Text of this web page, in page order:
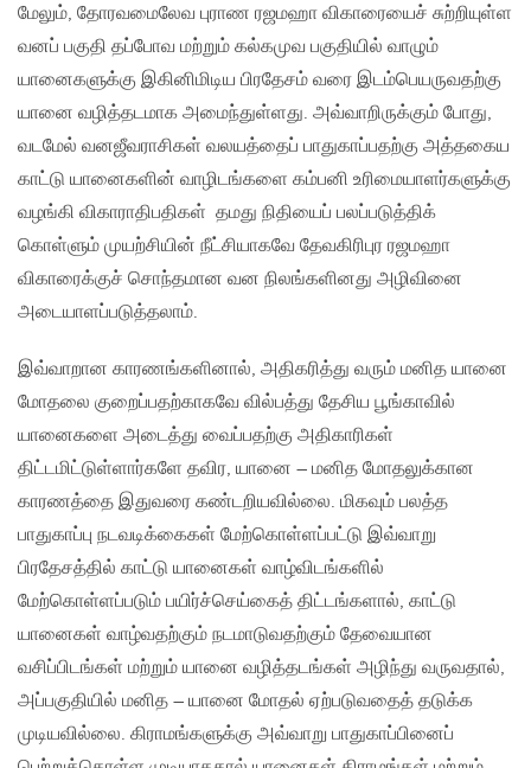
மேலும், தோரவமைலேவ புராண ரஜமஹா விகாரையைச் சுற்றியுள்ள
வனப் பகுதி தப்போவ மற்றும் கல்கமுவ பகுதியில் வாழும்
யானைகளுக்கு இகினிமிடிய பிரதேசம் வரை இடம்பெயருவதற்கு
யானை வழித்தடமாக அமைந்துள்ளது. அவ்வாறிருக்கும் போது,
வடமேல் வனஜீவராசிகள் வலயத்தைப் பாதுகாப்பதற்கு அத்தகைய
காட்டு யானைகளின் வாழிடங்களை கம்பனி உரிமையாளர்களுக்கு
வழங்கி விகாராதிபதிகள் தமது நிதியைப் பலப்படுத்திக்
கொள்ளும் முயற்சியின் நீட்சியாகவே தேவகிரிபுர ரஜமஹா
விகாரைக்குச் சொந்தமான வன நிலங்களினது அழிவினை
அடையாளப்படுத்தலாம்.
இவ்வாறான காரணங்களினால், அதிகரித்து வரும் மனித யானை
மோதலை குறைப்பதற்காகவே வில்பத்து தேசிய பூங்காவில்
யானைகளை அடைத்து வைப்பதற்கு அதிகாரிகள்
திட்டமிட்டுள்ளார்களே தவிர, யானை – மனித மோதலுக்கான
காரணத்தை இதுவரை கண்டறியவில்லை. மிகவும் பலத்த
பாதுகாப்பு நடவடிக்கைகள் மேற்கொள்ளப்பட்டு இவ்வாறு
பிரதேசத்தில் காட்டு யானைகள் வாழ்விடங்களில்
மேற்கொள்ளப்படும் பயிர்ச்செய்கைத் திட்டங்களால், காட்டு
யானைகள் வாழ்வதற்கும் நடமாடுவதற்கும் தேவையான
வசிப்பிடங்கள் மற்றும் யானை வழித்தடங்கள் அழிந்து வருவதால்,
அப்பகுதியில் மனித – யானை மோதல் ஏற்படுவதைத் தடுக்க
முடியவில்லை. கிராமங்களுக்கு அவ்வாறு பாதுகாப்பினைப்